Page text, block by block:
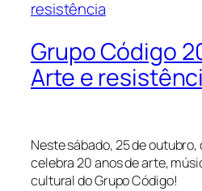
Grupo Código
Arte e
Neste sábado, 25 de outubro,
celebra 20 anos de arte,
cultural do Grupo Código!